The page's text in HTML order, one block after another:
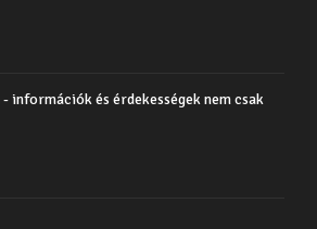
információk és érdekességek nem csak